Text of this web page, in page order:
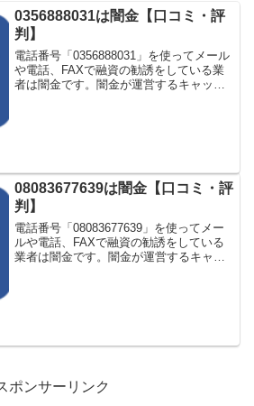
0356888031は闇金【口コミ・評
判】
電話番号「0356888031」を使ってメール
や電話、FAXで融資の勧誘をしている業
者は闇金です。闇金が運営するキャッシ
08083677639は闇金【口コミ・評
判】
電話番号「08083677639」を使ってメー
ルや電話、FAXで融資の勧誘をしている
業者は闇金です。闇金が運営するキャッ
ポンサーリンク